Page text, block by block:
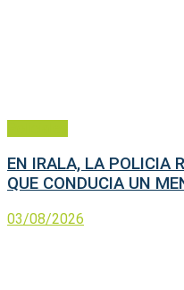
EN IRALA, LA POLICIA
QUE CONDUCIA UN
03/08/2026